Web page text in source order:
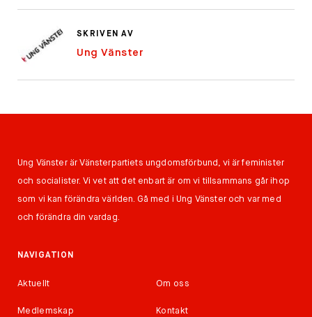
SKRIVEN AV
Ung Vänster
Ung Vänster är Vänsterpartiets ungdomsförbund, vi är feminister
och socialister. Vi vet att det enbart är om vi tillsammans går ihop
som vi kan förändra världen. Gå med i Ung Vänster och var med
och förändra din vardag.
NAVIGATION
Aktuellt Om oss
Medlemskap Kontakt